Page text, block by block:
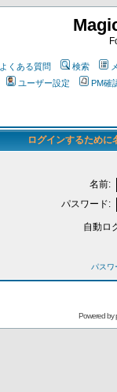
よくある質問 検索
ユーザー設定
PM確
ログインするために
名前:
パスワード:
自動ロ
パスワ
Powered by